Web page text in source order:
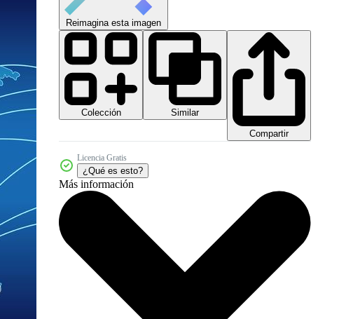
Reimagina esta imagen
Colección
Similar
Compartir
Licencia Gratis
¿Qué es esto?
Más información